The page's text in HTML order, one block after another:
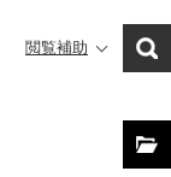
閲覧補助